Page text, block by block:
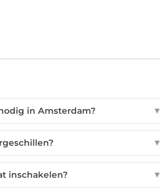
in Amsterdam? ▼
▼
inschakelen? ▼